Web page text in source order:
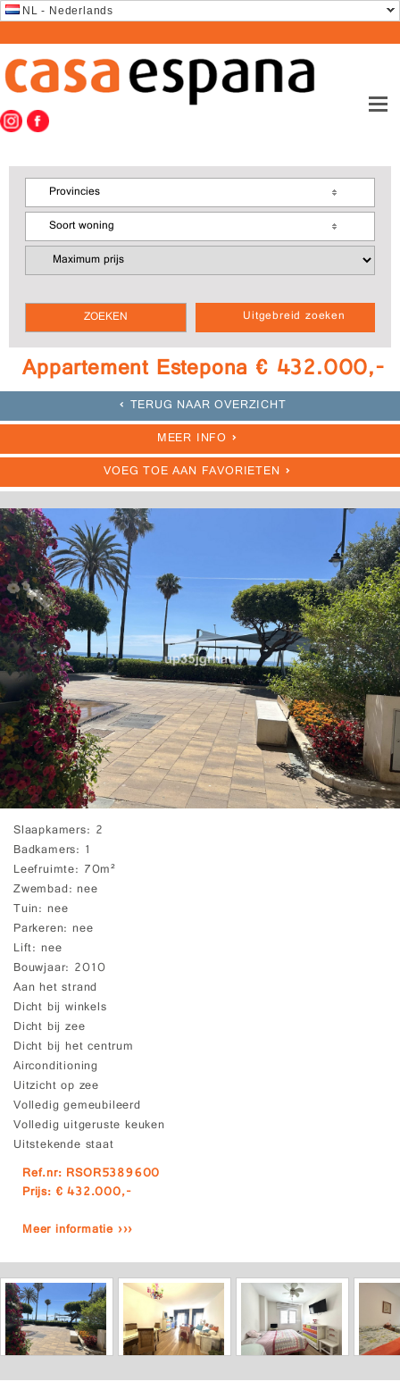
NL - Nederlands
Uitgebreid zoeken
Provincies
Soort woning
Appartement Estepona € 432.000,-
TERUG NAAR OVERZICHT
MEER INFO
VOEG TOE AAN FAVORIETEN
Slaapkamers 2
Badkamers 1
Leefruimte 70m²
Zwembad nee
Tuin nee
Parkeren nee
Lift nee
Bouwjaar 2010
Aan het strand
Dicht bij winkels
Dicht bij zee
Dicht bij het centrum
Airconditioning
Uitzicht op zee
Volledig gemeubileerd
Volledig uitgeruste keuken
Uitstekende staat
Ref.nr: RSOR5389600
Prijs: € 432.000,-
Meer informatie ›››